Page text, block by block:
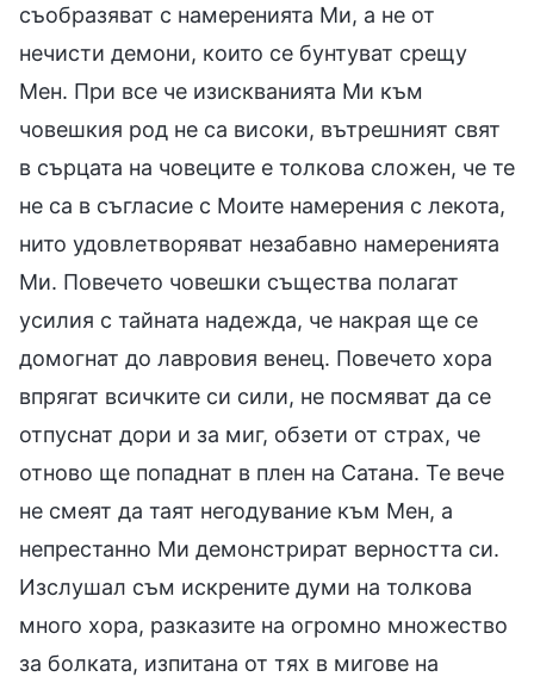
съобразяват с намеренията Ми, а не от
нечисти демони, които се бунтуват срещу
Мен. При все че изискванията Ми към
човешкия род не са високи, вътрешният свят
в сърцата на човеците е толкова сложен, че те
не са в съгласие с Моите намерения с лекота,
нито удовлетворяват незабавно намеренията
Ми. Повечето човешки същества полагат
усилия с тайната надежда, че накрая ще се
домогнат до лавровия венец. Повечето хора
впрягат всичките си сили, не посмяват да се
отпуснат дори и за миг, обзети от страх, че
отново ще попаднат в плен на Сатана. Те вече
не смеят да таят негодувание към Мен, а
непрестанно Ми демонстрират верността си.
Изслушал съм искрените думи на толкова
много хора, разказите на огромно множество
за болката, изпитана от тях в мигове на